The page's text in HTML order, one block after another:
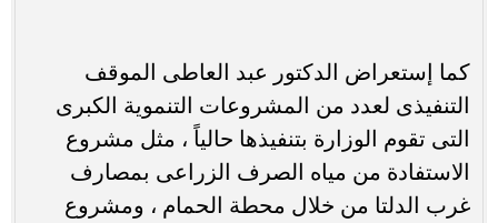
كما إستعراض الدكتور عبد العاطى الموقف
التنفيذى لعدد من المشروعات التنموية الكبرى
التى تقوم الوزارة بتنفيذها حالياً ، مثل مشروع
الاستفادة من مياه الصرف الزراعى بمصارف
غرب الدلتا من خلال محطة الحمام ، ومشروع